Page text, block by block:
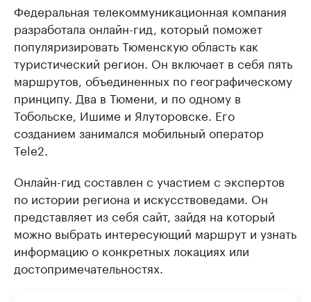
Федеральная телекоммуникационная компания
разработала онлайн-гид, который поможет
популяризировать Тюменскую область как
туристический регион. Он включает в себя пять
маршрутов, объединенных по географическому
принципу. Два в Тюмени, и по одному в
Тобольске, Ишиме и Ялуторовске. Его
созданием занимался мобильный оператор
Tele2.
Онлайн-гид составлен с участием с экспертов
по истории региона и искусствоведами. Он
представляет из себя сайт, зайдя на который
можно выбрать интересующий маршрут и узнать
информацию о конкретных локациях или
достопримечательностях.